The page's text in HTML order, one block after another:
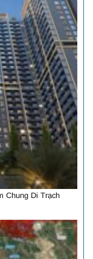
Chung Di Trạch